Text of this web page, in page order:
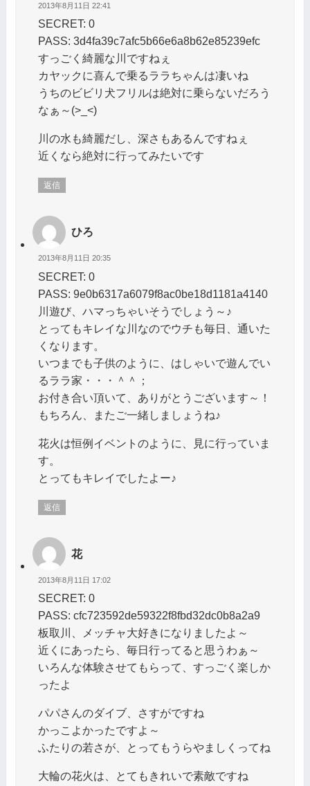
2013年8月11日 22:41
SECRET: 0
PASS: 3d4fa39c7afc5b66e6a8b62e85239efc
すっごく綺麗な川ですねぇ
カヤックに喜んで乗るララちゃんは凄いね
うちのビビリ犬フリルは絶対に乗らないだろう
なぁ～(>_<)
川の水も綺麗だし、深さもあるんですねぇ
近くなら絶対に行ってみたいです
返信
ひろ
2013年8月11日 20:35
SECRET: 0
PASS: 9e0b6317a6079f8ac0be18d1181a4140
川遊び、ハマっちゃいそうでしょう～♪
とってもキレイな川なのでウチも毎日、通いた
くなります。
いつまでも子供のように、はしゃいで遊んでい
るララ家・・・＾＾；
お付き合い頂いて、ありがとうございます～！
もちろん、またご一緒しましょうね♪
花火は恒例イベントのように、見に行っていま
す。
とってもキレイでしたよー♪
返信
花
2013年8月11日 17:02
SECRET: 0
PASS: cfc723592de59322f8fbd32dc0b8a2a9
板取川、メッチャ大好きになりましたよ～
近くにあったら、毎日行ってると思うわぁ～
いろんな体験させてもらって、すっごく楽しか
ったよ
パパさんのダイブ、さすがですね
かっこよかったですよ～
ふたりの若さが、とってもうらやましくってね
大輪の花火は、とてもきれいで素敵ですね